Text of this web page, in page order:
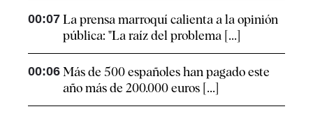
00:07 La prensa marroquí calienta a la opinión
pública: "La raíz del problema [...]
00:06 Más de 500 españoles han pagado este
año más de 200.000 euros [...]